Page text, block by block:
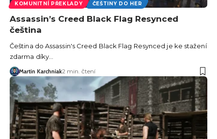
KOMUNITNÍ PŘEKLADY ČEŠTINY DO HER
Assassin’s Creed Black Flag Resynced
čeština
Čeština do Assassin's Creed Black Flag Resynced je ke stažení
zdarma díky…
Martin Karchniak2 min. čtení